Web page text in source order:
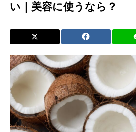
い｜美容に使うなら？